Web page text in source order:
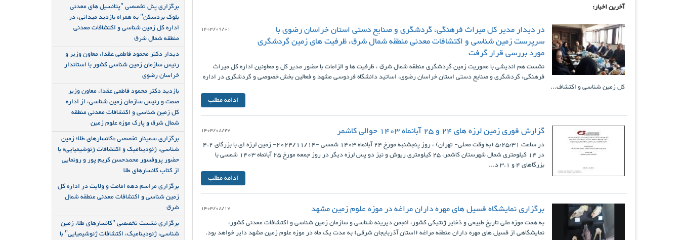
آخرین اخبار:
در دیدار مدیر کل میراث فرهنگی، گردشگری و صنایع دستی استان خراسان رضوی با
سرپرست زمین شناسی و اکتشافات معدنی منطقه شمال شرق، ظرفیت های زمین گردشگری
مورد بررسی قرار گرفت
نشست هم اندیشی با محوریت زمین گردشگری منطقه شمال شرق ، ظرفیت ها و الزامات با حضور مدیر کل و معاونین اداره کل میراث
فرهنگی، گردشگری و صنایع دستی استان خراسان رضوی، اساتید دانشگاه فردوسی مشهد و فعالین بخش خصوصی و گردشگری در اداره
کل زمین شناسی و اکتشاف...
ادامه مطلب
1403/09/01
گزارش فوری زمین لرزه های 24 و 25 آبانماه 1403 حوالی کاشمر
در ساعت 5:25:31 (به وقت محلی- تهران) ، روز پنجشنبه مورخ 24 آبانماه 1403 شمسی -2024/11/14- زمین لرزه ای با بزرگای 4.2
در 14 کیلومتری شمال شهرستان کاشمر، 25 کیلومتری ریوش و نیز دو پس لرزه دیگر در روز جمعه مورخ 25 آبانماه 1403 شمسی با
بزرگاهای 4 و 3.1 د...
ادامه مطلب
1403/08/27
برگزاری نمایشگاه فسیل های مهره داران مراغه در موزه علوم زمین مشهد
به همت موزه ملی تاریخ طبیعی و ذخایر ژنتیکی کشور، انجمن دیرینه شناسی و سازمان زمین شناسی و اکتشافات معدنی کشور،
نمایشگاهی از فسیل های مهره داران منطقه مراغه (استان آذربایجان شرقی) به مدت یک ماه در موزه علوم زمین مشهد دایر خواهد بود.
1403/08/17
برگزاری پنل تخصصی "پتانسیل های معدنی
بلوک بردسکن" به همراه بازدید میدانی، در
اداره کل زمین شناسی و اکتشافات معدنی
منطقه شمال شرق
دیدار دکتر محمود فاطمی عقدا، معاون وزیر و
رئیس سازمان زمین شناسی کشور با استاندار
خراسان رضوی
بازدید دکتر محمود فاطمی عقدا، معاون وزیر
صمت و رئیس سازمان زمین شناسی، از اداره
کل زمین شناسی و اکتشافات معدنی منطقه
شمال شرق و پارک موزه علوم زمین
برگزاری سمینار تخصصی «کانسارهای طلا؛ زمین
شناسی، ژئودینامیک و اکتشافات ژئوشیمیایی» با
حضور پروفسور محمدحسن کریم پور و رونمایی
از کتاب کانسارهای طلا
برگزاری مراسم دهه امامت و ولایت در اداره کل
زمین شناسی و اکتشافات معدنی منطقه شمال
شرق
برگزاری نشست تخصصی "کانسارهای طلا، زمین
شناسی، ژئودینامیک، اکتشافات ژئوشیمیایی" با